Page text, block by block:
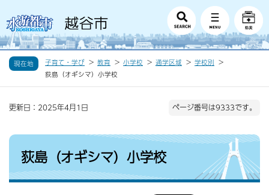
現在地 子育て・学び 教育 小学校 通学区域
学校別
荻島（オギシマ）小学校
更新日：2025年4月1日 ページ番号は9333です。
荻島（オギシマ）小学校